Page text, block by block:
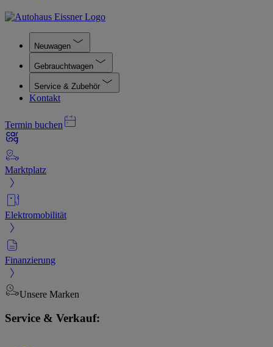
Neuwagen
Gebrauchtwagen
Service & Zubehör
Kontakt
Termin buchen
Marktplatz
Elektromobilität
Finanzierung
Unsere Marken
Service & Verkauf: